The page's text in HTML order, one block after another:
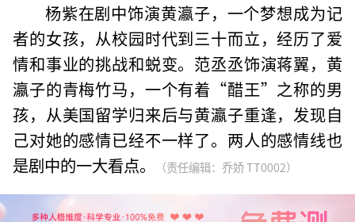
杨紫在剧中饰演黄瀛子，一个梦想成为记
者的女孩，从校园时代到三十而立，经历了爱
情和事业的挑战和蜕变。范丞丞饰演蒋翼，黄
瀛子的青梅竹马，一个有着“醋王”之称的男
孩，从美国留学归来后与黄瀛子重逢，发现自
己对她的感情已经不一样了。两人的感情线也
是剧中的一大看点。
（责任编辑：乔娇 TT0002）